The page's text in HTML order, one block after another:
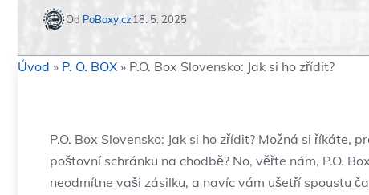
Od PoBoxy.cz 18. 5. 2025
Úvod » P. O. BOX » P.O. Box Slovensko: Jak si ho zřídit?
P.O. Box Slovensko: Jak si ho zřídit? Možná si
poštovní schránku na chodbě? No, věřte nám, P.O.
neodmítne vaši zásilku, a navíc vám ušetří spoustu